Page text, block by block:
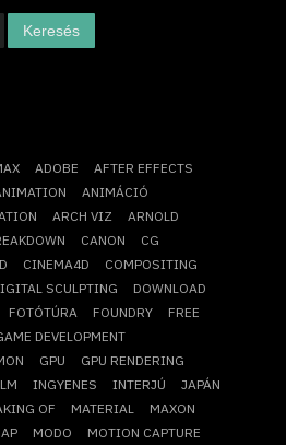
ADOBE
AFTER EFFECTS
ANIMÁCIÓ
ARCH VIZ
ARNOLD
CANON
CG
CINEMA4D
COMPOSITING
SCULPTING
DOWNLOAD
FOTÓTÚRA FOUNDRY
FREE
DEVELOPMENT
GPU
GPU RENDERING
INGYENES INTERJÚ
JAPÁN
OF MATERIAL
MAXON
MODO MOTION CAPTURE